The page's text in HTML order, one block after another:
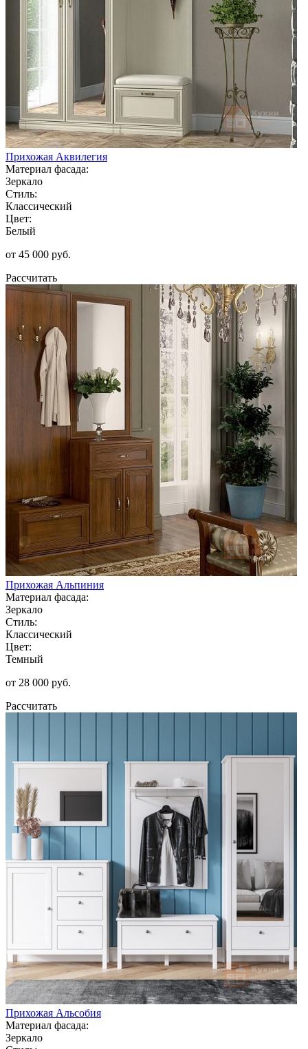
Прихожая Аквилегия
Материал фасада:
Зеркало
Стиль:
Классический
Цвет:
Белый
от 45 000 руб.
Рассчитать
Прихожая Альпиния
Материал фасада:
Зеркало
Стиль:
Классический
Цвет:
Темный
от 28 000 руб.
Рассчитать
Прихожая Альсобия
Материал фасада:
Зеркало